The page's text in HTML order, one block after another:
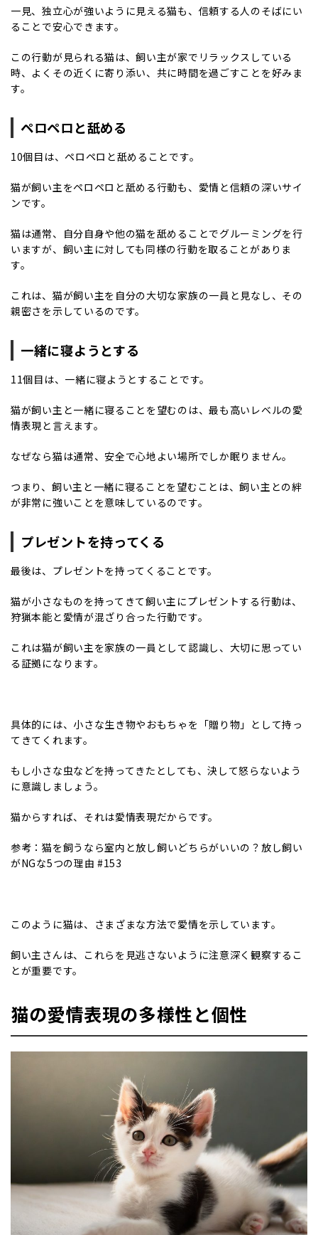
一見、独立心が強いように見える猫も、信頼する人のそばにい
ることで安心できます。
この行動が見られる猫は、飼い主が家でリラックスしている
時、よくその近くに寄り添い、共に時間を過ごすことを好みま
す。
ペロペロと舐める
10個目は、ペロペロと舐めることです。
猫が飼い主をペロペロと舐める行動も、愛情と信頼の深いサイ
ンです。
猫は通常、自分自身や他の猫を舐めることでグルーミングを行
いますが、飼い主に対しても同様の行動を取ることがありま
す。
これは、猫が飼い主を自分の大切な家族の一員と見なし、その
親密さを示しているのです。
一緒に寝ようとする
11個目は、一緒に寝ようとすることです。
猫が飼い主と一緒に寝ることを望むのは、最も高いレベルの愛
情表現と言えます。
なぜなら猫は通常、安全で心地よい場所でしか眠りません。
つまり、飼い主と一緒に寝ることを望むことは、飼い主との絆
が非常に強いことを意味しているのです。
プレゼントを持ってくる
最後は、プレゼントを持ってくることです。
猫が小さなものを持ってきて飼い主にプレゼントする行動は、
狩猟本能と愛情が混ざり合った行動です。
これは猫が飼い主を家族の一員として認識し、大切に思ってい
る証拠になります。
具体的には、小さな生き物やおもちゃを「贈り物」として持っ
てきてくれます。
もし小さな虫などを持ってきたとしても、決して怒らないよう
に意識しましょう。
猫からすれば、それは愛情表現だからです。
参考：猫を飼うなら室内と放し飼いどちらがいいの？放し飼い
がNGな5つの理由 #153
このように猫は、さまざまな方法で愛情を示しています。
飼い主さんは、これらを見逃さないように注意深く観察するこ
とが重要です。
猫の愛情表現の多様性と個性